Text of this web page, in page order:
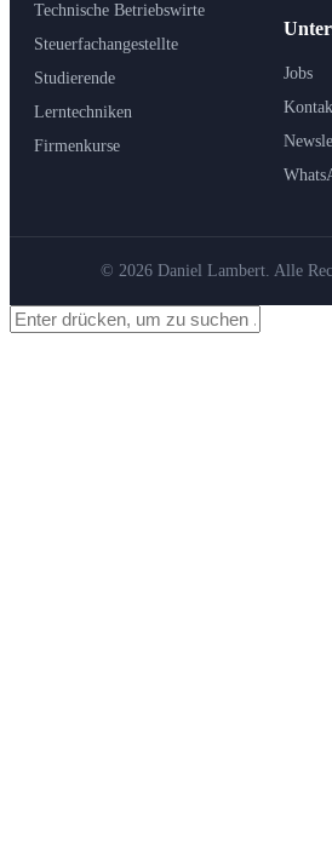
Technische Betriebswirte
Steuerfachangestellte
Studierende
Lerntechniken
Firmenkurse
Jobs
© 2026 Daniel Lambert. Alle